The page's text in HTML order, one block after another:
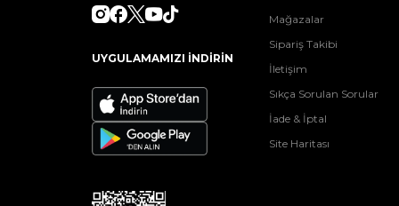
UYGULAMAMIZI İNDİRİN
Mağazalar
Sipariş Takibi
İletişim
Sıkça Sorulan Sorular
İade & İptal
Site Haritası